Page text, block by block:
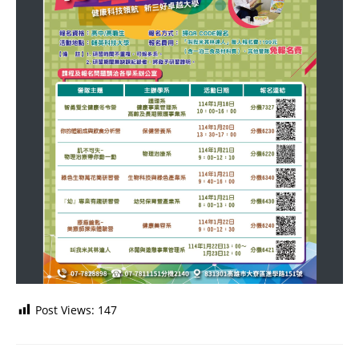
Post Views: 147